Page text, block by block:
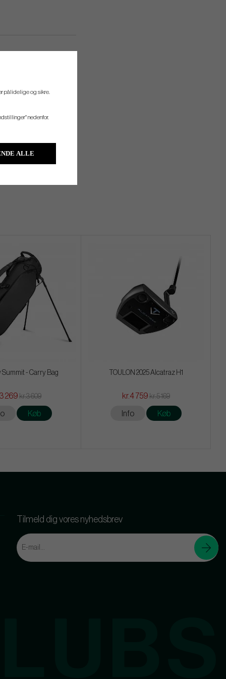
Summit - Carry Bag
269 kr.3 609
Køb
TOULON 2025 Alcatraz H1
kr.4 759 kr.5 169
Info Køb
Tilmeld dig vores nyhedsbrev
pålidelige og sikre.
nedenfor.
ALLE